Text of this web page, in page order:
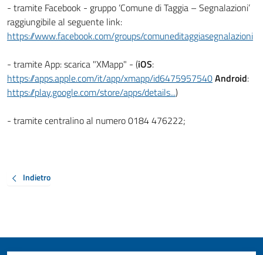
- tramite Facebook - gruppo ‘Comune di Taggia – Segnalazioni’
raggiungibile al seguente link:
https://www.facebook.com/groups/comuneditaggiasegnalazioni
- tramite App: scarica "XMapp" - (iOS:
https://apps.apple.com/it/app/xmapp/id6475957540Android:
https://play.google.com/store/apps/details...)
- tramite centralino al numero 0184 476222;
Indietro